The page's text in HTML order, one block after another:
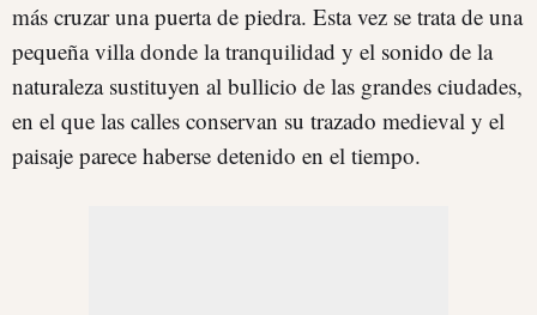
más cruzar una puerta de piedra. Esta vez se trata de una
pequeña villa donde la tranquilidad y el sonido de la
naturaleza sustituyen al bullicio de las grandes ciudades,
en el que las calles conservan su trazado medieval y el
paisaje parece haberse detenido en el tiempo.